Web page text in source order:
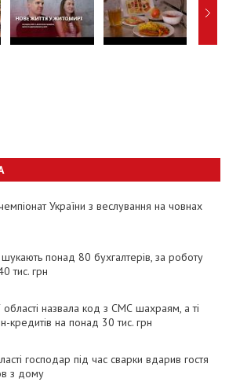
України з веслування на човнах
понад 80 бухгалтерів, за роботу
тис. грн
назвала код з СМС шахраям, а ті
кредитів на понад 30 тис. грн
господар під час сварки вдарив гостя
з дому